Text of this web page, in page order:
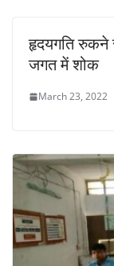
हृदयगति रुकने
जगत में शोक
March 23, 2022